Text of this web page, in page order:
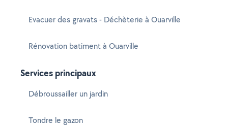
Evacuer des gravats - Déchèterie à Ouarville
Rénovation batiment à Ouarville
Services principaux
Débroussailler un jardin
Tondre le gazon